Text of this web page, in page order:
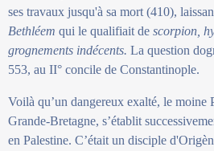
ses travaux jusqu'à sa mort (410),
Bethléem qui le qualifiait de scorpion,
grognements indécents. La question
553, au II° concile de Constantinople.
Voilà qu’un dangereux exalté, le moine
Grande-Bretagne, s’établit
en Palestine. C’était un disciple